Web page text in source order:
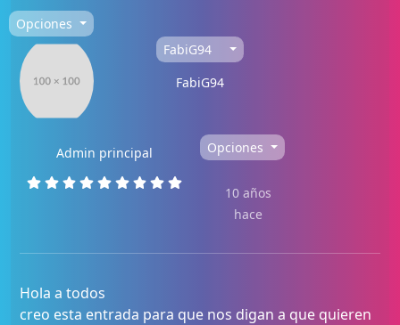
Opciones
FabiG94
FabiG94
Admin principal Opciones
10 años
hace
Hola a todos
creo esta entrada para que nos digan a que quieren